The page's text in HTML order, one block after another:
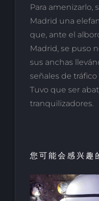
Para amenizarlo,
Madrid una
que, ante el
Madrid, se puso
sus anchas
señales de
Tuvo que ser
tranquilizadores.
您可能会感兴趣
酒店和度
村的创新：
里维埃拉-